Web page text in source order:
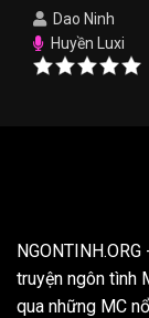
Dao Ninh
Huyền Luxi
NGONTINH.ORG
truyện ngôn tình
qua những MC